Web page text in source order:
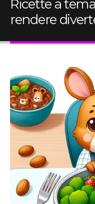
Ricette a
rendere